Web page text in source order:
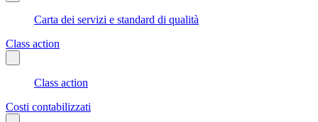
Carta dei servizi e standard di qualità
Class action
Class action
Costi contabilizzati